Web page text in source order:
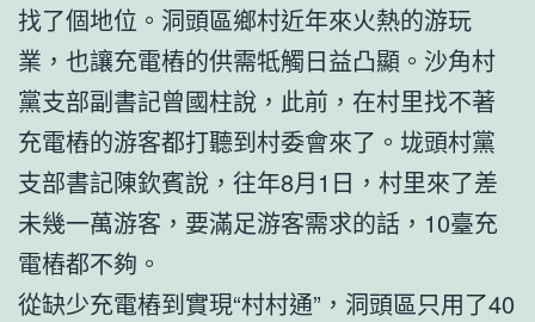
找了個地位。洞頭區鄉村近年來火熱的游玩
業，也讓充電樁的供需牴觸日益凸顯。沙角村
黨支部副書記曾國柱說，此前，在村里找不著
充電樁的游客都打聽到村委會來了。垅頭村黨
支部書記陳欽賓說，往年8月1日，村里來了差
未幾一萬游客，要滿足游客需求的話，10臺充
電樁都不夠。
從缺少充電樁到實現“村村通”，洞頭區只用了40